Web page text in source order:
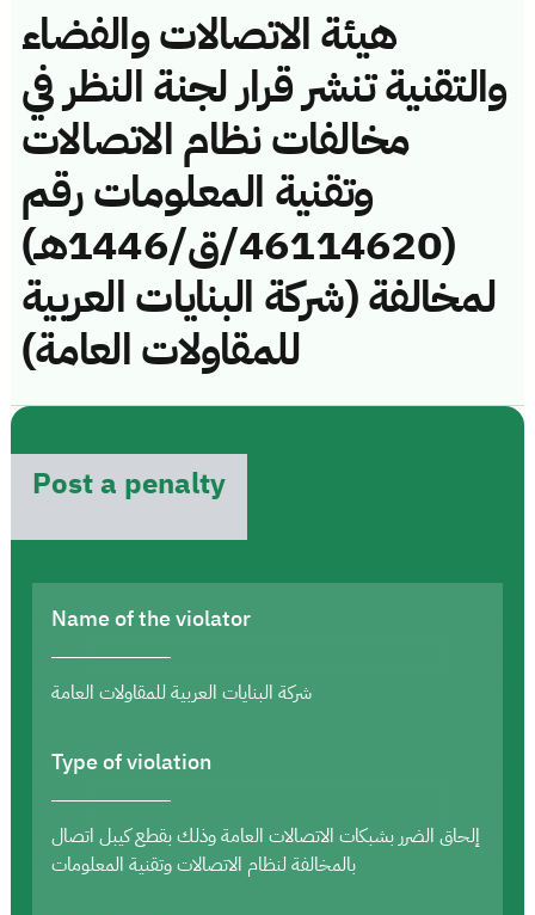
هيئة الاتصالات والفضاء
والتقنية تنشر قرار لجنة النظر في
مخالفات نظام الاتصالات
وتقنية المعلومات رقم
(46114620/ق/1446هـ)
لمخالفة (شركة البنايات العربية
للمقاولات العامة)
Post a penalty
Name of the violator
شركة البنايات العربية للمقاولات العامة
Type of violation
إلحاق الضرر بشبكات الاتصالات العامة وذلك بقطع كيبل اتصال
بالمخالفة لنظام الاتصالات وتقنية المعلومات